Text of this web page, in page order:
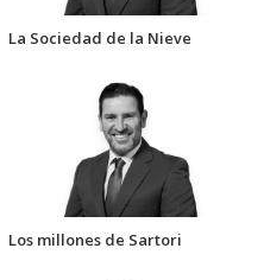
La Sociedad de la Nieve
Los millones de Sartori